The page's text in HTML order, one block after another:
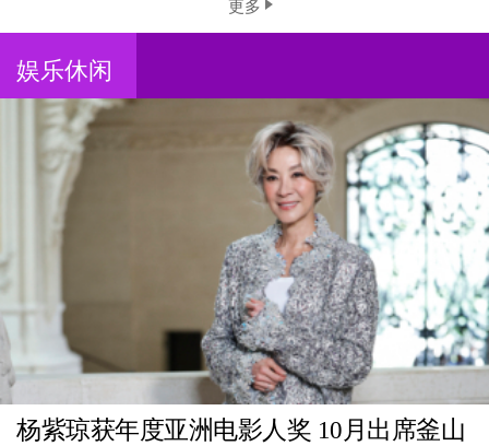
更多
娱乐休闲
杨紫琼获年度亚洲电影人奖 10月出席釜山